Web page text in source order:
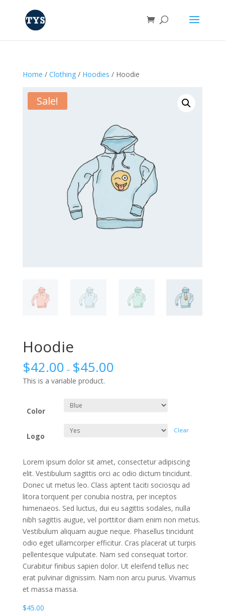
Home / Clothing/ Hoodies / Hoodie
Sale!
Hoodie
$42.00 – $45.00
This is a variable product.
Color
Logo
Clear
Lorem ipsum dolor sit amet, consectetur adipiscing
elit. Vestibulum sagittis orci ac odio dictum tincidunt.
Donec ut metus leo. Class aptent taciti sociosqu ad
litora torquent per conubia nostra, per inceptos
himenaeos. Sed luctus, dui eu sagittis sodales, nulla
nibh sagittis augue, vel porttitor diam enim non metus.
Vestibulum aliquam augue neque. Phasellus tincidunt
odio eget ullamcorper efficitur. Cras placerat ut turpis
pellentesque vulputate. Nam sed consequat tortor.
Curabitur finibus sapien dolor. Ut eleifend tellus nec
erat pulvinar dignissim. Nam non arcu purus. Vivamus
et massa massa.
$45.00